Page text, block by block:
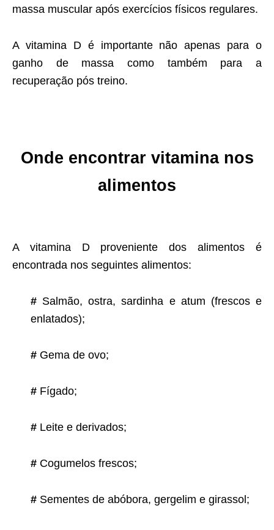
massa muscular após exercícios físicos regulares.
A vitamina D é importante não apenas para o
ganho de massa como também para a
recuperação pós treino.
Onde encontrar vitamina nos
alimentos
A vitamina D proveniente dos alimentos é
encontrada nos seguintes alimentos:
# Salmão, ostra, sardinha e atum (frescos e
enlatados);
# Gema de ovo;
# Fígado;
# Leite e derivados;
# Cogumelos frescos;
# Sementes de abóbora, gergelim e girassol;